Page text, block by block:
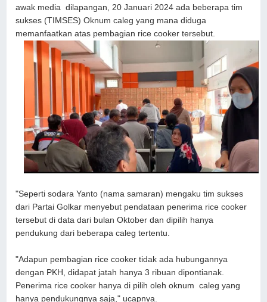
awak media dilapangan, 20 Januari 2024 ada beberapa tim
sukses (TIMSES) Oknum caleg yang mana diduga
memanfaatkan atas pembagian rice cooker tersebut.
"Seperti sodara Yanto (nama samaran) mengaku tim sukses
dari Partai Golkar menyebut pendataan penerima rice cooker
tersebut di data dari bulan Oktober dan dipilih hanya
pendukung dari beberapa caleg tertentu.
"Adapun pembagian rice cooker tidak ada hubungannya
dengan PKH, didapat jatah hanya 3 ribuan dipontianak.
Penerima rice cooker hanya di pilih oleh oknum caleg yang
hanya pendukungnya saja," ucapnya.